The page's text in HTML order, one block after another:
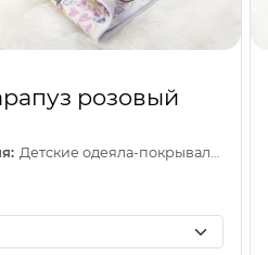
розовый